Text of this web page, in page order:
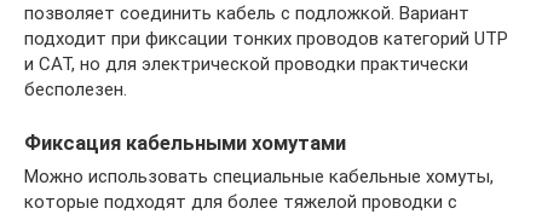
позволяет соединить кабель с подложкой. Вариант
подходит при фиксации тонких проводов категорий UTP
и CAT, но для электрической проводки практически
бесполезен.
Фиксация кабельными хомутами
Можно использовать специальные кабельные хомуты,
которые подходят для более тяжелой проводки с